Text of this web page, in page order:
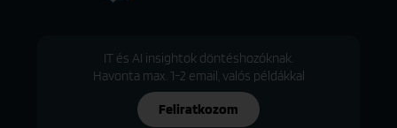
IT és AI insightok döntéshozóknak.
Havonta max. 1-2 email, valós példákkal
Feliratkozom